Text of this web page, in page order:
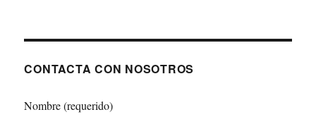
CONTACTA CON NOSOTROS
Nombre (requerido)